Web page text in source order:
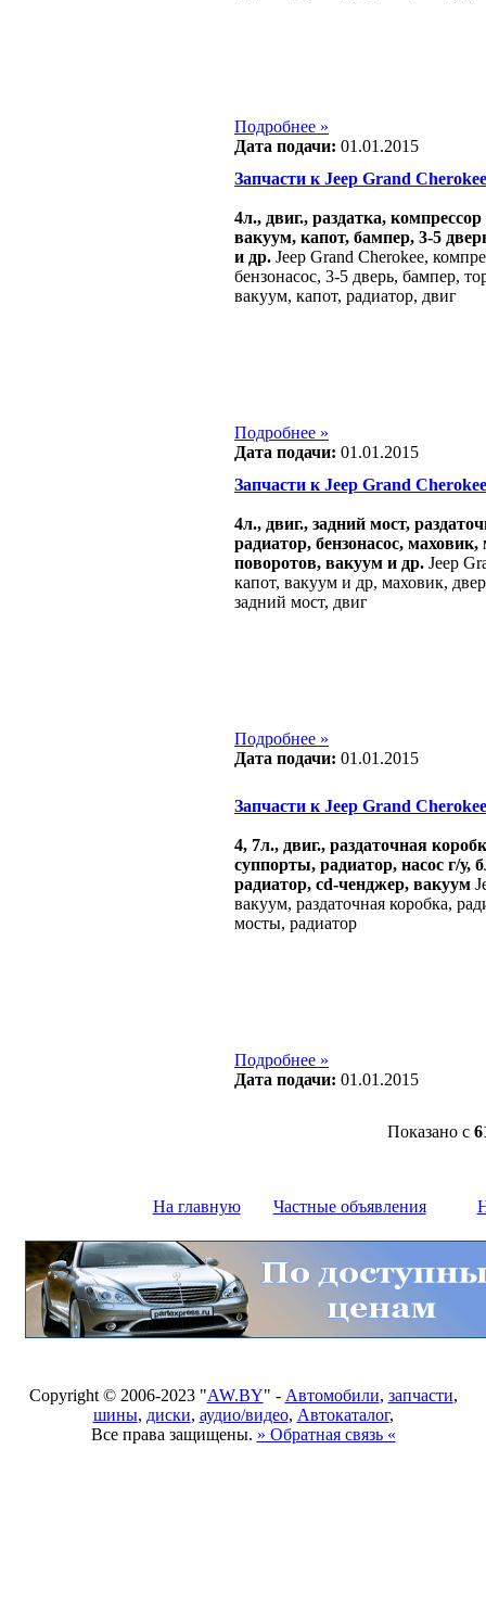
Подробнее »
Дата подачи: 01.01.2015
Запчасти к Jeep Grand
4л., двиг., раздатка,
вакуум, капот, бампер, 3-5
и др. Jeep Grand Cherokee,
бензонасос, 3-5 дверь, бампер,
вакуум, капот, радиатор, двиг
Подробнее »
Дата подачи: 01.01.2015
Запчасти к Jeep Grand
4л., двиг., задний мост,
радиатор, бензонасос,
поворотов, вакуум и др. Jeep
капот, вакуум и др, маховик,
задний мост, двиг
Подробнее »
Дата подачи: 01.01.2015
Запчасти к Jeep Grand
4, 7л., двиг., раздаточная
суппорты, радиатор, насос г/у,
радиатор, cd-ченджер, вакуум
вакуум, раздаточная коробка,
мосты, радиатор
Подробнее »
Дата подачи: 01.01.2015
Показано с
На главную Частные объявления
Copyright © 2006-2023 "AW.BY" - Автомобили, запчасти,
шины, диски, аудио/видео, Автокаталог,
Все права защищены. » Обратная связь «